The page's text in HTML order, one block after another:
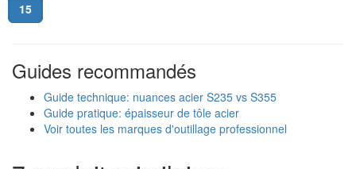
15
Guides recommandés
Guide technique: nuances acier S235 vs S355
Guide pratique: épaisseur de tôle acier
Voir toutes les marques d'outillage professionnel